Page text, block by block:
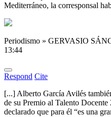
Mediterráneo, la corresponsal
Periodismo » GERVASIO
13:44
Respond Cite
[...] Alberto García Avilés
de su Premio al Talento
declarado que para él “es una